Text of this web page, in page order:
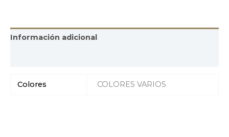
Información adicional
Colores COLORES VARIOS